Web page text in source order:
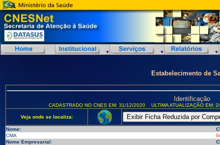
Estabelecimento de
Identificação
CADASTRADO NO CNES EM: 31/12/2020 ULTIMA ATUALIZAÇÃO EM:
Veja onde se localiza:
Nome:
CMA
Nome Empresarial: